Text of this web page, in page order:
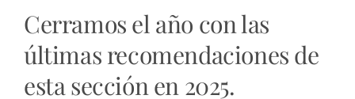
Cerramos el año con las
últimas recomendaciones de
esta sección en 2025.